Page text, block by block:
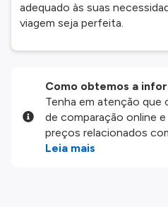
adequado às suas
viagem seja perfeita.
Como obtemos a
Tenha em atenção
de comparação online
preços relacionados
produtos disponíveis
Leia mais